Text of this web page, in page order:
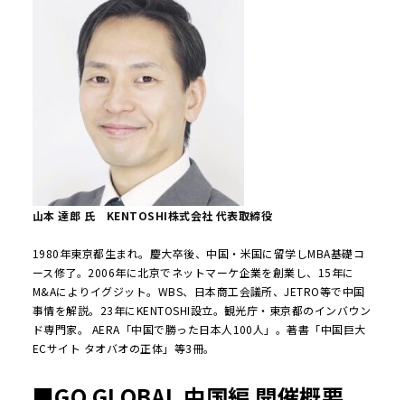
山本 達郎 氏 KENTOSHI株式会社 代表取締役
1980年東京都生まれ。慶大卒後、中国・米国に留学しMBA基礎コ
ース修了。2006年に北京でネットマーケ企業を創業し、15年に
M&Aによりイグジット。WBS、日本商工会議所、JETRO等で中国
事情を解説。23年にKENTOSHI設立。観光庁・東京都のインバウン
ド専門家。 AERA「中国で勝った日本人100人」。著書「中国巨大
ECサイト タオバオの正体」等3冊。